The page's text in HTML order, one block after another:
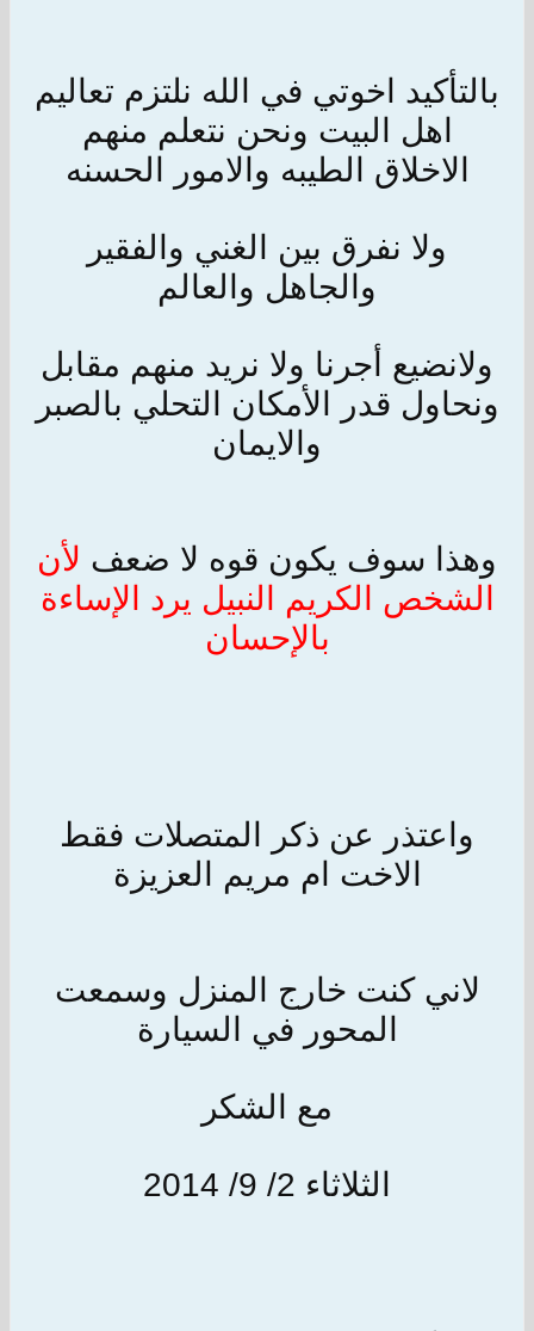
بالتأكيد اخوتي في الله نلتزم تعاليم
اهل البيت ونحن نتعلم منهم
الاخلاق الطيبه والامور الحسنه
ولا نفرق بين الغني والفقير
والجاهل والعالم
ولانضيع أجرنا ولا نريد منهم مقابل
ونحاول قدر الأمكان التحلي بالصبر
والايمان
وهذا سوف يكون قوه لا ضعف لأن
الشخص الكريم النبيل يرد الإساءة
بالإحسان
واعتذر عن ذكر المتصلات فقط
الاخت ام مريم العزيزة
لاني كنت خارج المنزل وسمعت
المحور في السيارة
مع الشكر
الثلاثاء 2/ 9/ 2014